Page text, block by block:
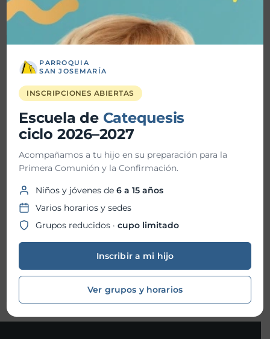
Detalles
Fecha inicio:27-04-2024
Fecha fin:27-04-2024
Hora inicio: 08:00 AM
Hora fin: 01:30 PM
Ubicación:
PARROQUIA
SAN JOSEMARÍA
INSCRIPCIONES ABIERTAS
Escuela de Catequesis
ciclo 2026–2027
Acompañamos a tu hijo en su preparación para la
Primera Comunión y la Confirmación.
Niños y jóvenes de6 a 15 años
Varios horarios y sedes
Grupos reducidos ·cupo limitado
Inscribir a mi hijo
Ver grupos y horarios